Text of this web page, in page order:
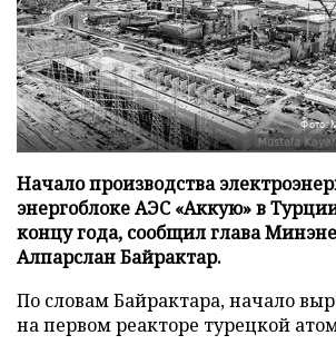
Фото:
Начало производства
энергоблоке АЭС «Аккую» в
концу года, сообщил глава
Алпарслан Байрактар.
По словам Байрактара, начало
на первом реакторе турецкой